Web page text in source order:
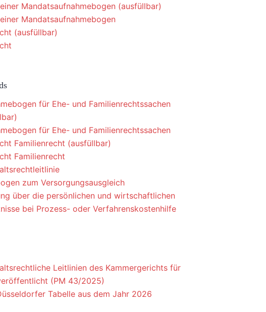
Mandatsaufnahmebogen (ausfüllbar)
Mandatsaufnahmebogen
(ausfüllbar)
für Ehe- und Familienrechtssachen
für Ehe- und Familienrechtssachen
Familienrecht (ausfüllbar)
Familienrecht
zum Versorgungsausgleich
über die persönlichen und wirtschaftlichen
bei Prozess- oder Verfahrenskostenhilfe
Leitlinien des Kammergerichts für
(PM 43/2025)
Tabelle aus dem Jahr 2026